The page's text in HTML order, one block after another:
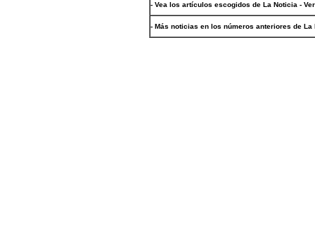
- Vea los artículos escogidos de La Noticia -
- Más noticias en los números anteriores de La